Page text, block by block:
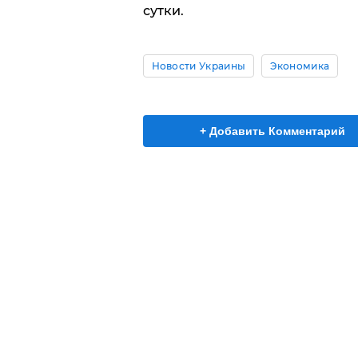
сутки.
Новости Украины Экономика
+ Добавить Комментарий